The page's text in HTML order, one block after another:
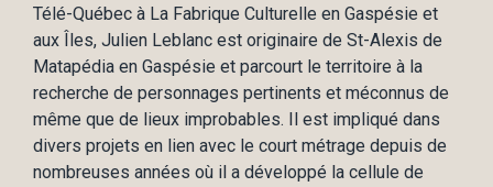
Télé-Québec à La Fabrique Culturelle en Gaspésie et
aux Îles, Julien Leblanc est originaire de St-Alexis de
Matapédia en Gaspésie et parcourt le territoire à la
recherche de personnages pertinents et méconnus de
même que de lieux improbables. Il est impliqué dans
divers projets en lien avec le court métrage depuis de
nombreuses années où il a développé la cellule de